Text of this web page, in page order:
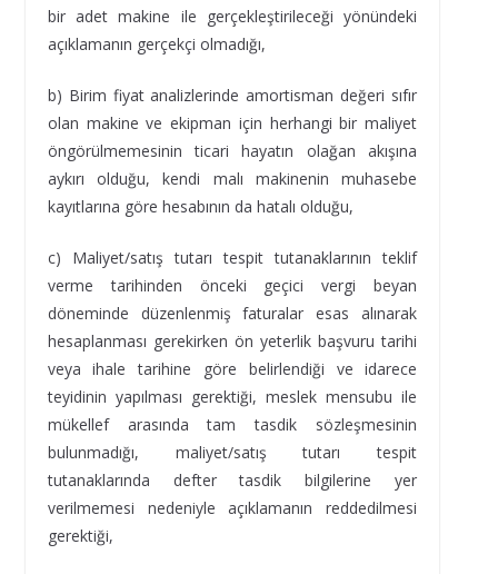
bir adet makine ile gerçekleştirileceği yönündeki
açıklamanın gerçekçi olmadığı,
b) Birim fiyat analizlerinde amortisman değeri sıfır
olan makine ve ekipman için herhangi bir maliyet
öngörülmemesinin ticari hayatın olağan akışına
aykırı olduğu, kendi malı makinenin muhasebe
kayıtlarına göre hesabının da hatalı olduğu,
c) Maliyet/satış tutarı tespit tutanaklarının teklif
verme tarihinden önceki geçici vergi beyan
döneminde düzenlenmiş faturalar esas alınarak
hesaplanması gerekirken ön yeterlik başvuru tarihi
veya ihale tarihine göre belirlendiği ve idarece
teyidinin yapılması gerektiği, meslek mensubu ile
mükellef arasında tam tasdik sözleşmesinin
bulunmadığı, maliyet/satış tutarı tespit
tutanaklarında defter tasdik bilgilerine yer
verilmemesi nedeniyle açıklamanın reddedilmesi
gerektiği,